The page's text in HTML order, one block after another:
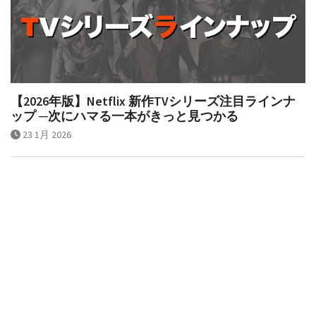
【2026年版】Netflix 新作TVシリーズ注目ラインナ
ップ ─次にハマる一本がきっと見つかる
23 1月 2026